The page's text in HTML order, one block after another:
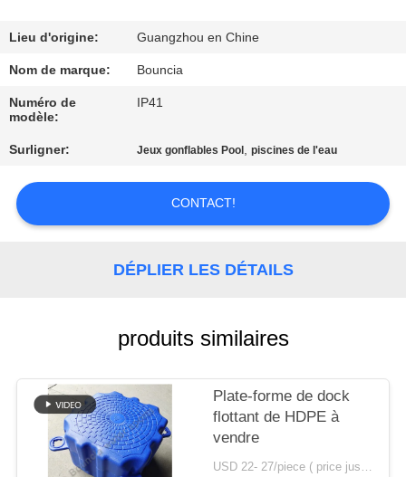
CONTRÔLE
DE
CONTACTEZ-
NOUS
DEMANDEZ
CITATION
PLAN
DU
SITE
Lieu d'origine: Guangzhou en Chine
Nom de marque: Bouncia
Numéro de
modèle:
IP41
Surligner: Jeux gonflables Pool ,piscines de l'eau
CONTACT!
DÉPLIER LES DÉTAILS
produits similaires
Plate-forme de dock
flottant de HDPE à
vendre
USD 22- 27/piece ( price just for reference, detailed prices need to be confirmed) MOQ:100pcs